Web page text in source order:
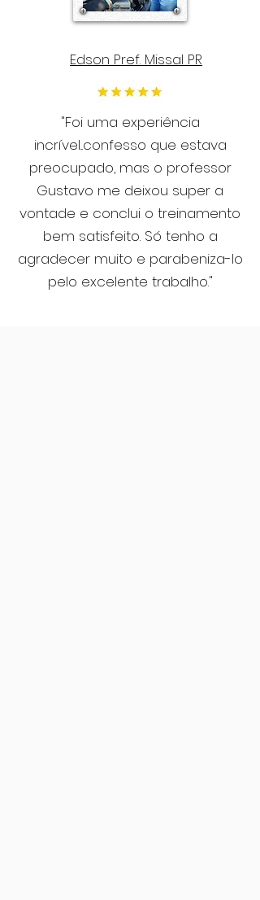
Edson Pref. Missal PR
"Foi uma experiência
incrível...confesso que estava
preocupado, mas o professor
Gustavo me deixou super a
vontade e conclui o treinamento
bem satisfeito. Só tenho a
agradecer muito e parabeniza-lo
pelo excelente trabalho."